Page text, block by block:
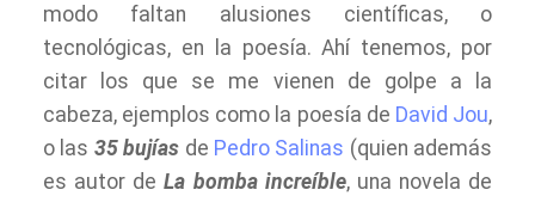
modo faltan alusiones científicas, o
tecnológicas, en la poesía. Ahí tenemos, por
citar los que se me vienen de golpe a la
cabeza, ejemplos como la poesía de David Jou,
o las 35 bujías de Pedro Salinas (quien además
es autor deLa bomba increíble, una novela de